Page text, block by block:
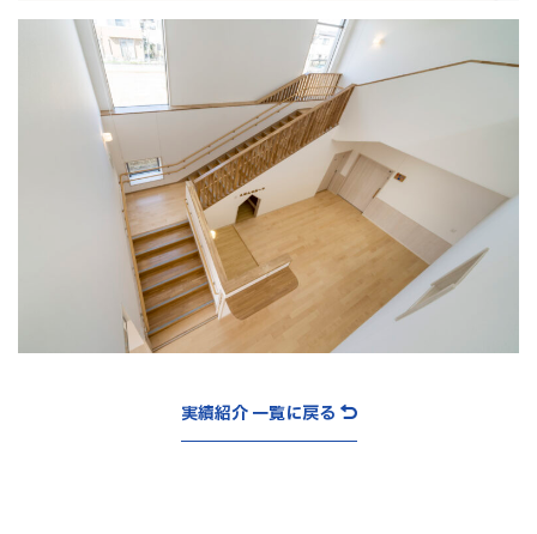
実績紹介 一覧に戻る